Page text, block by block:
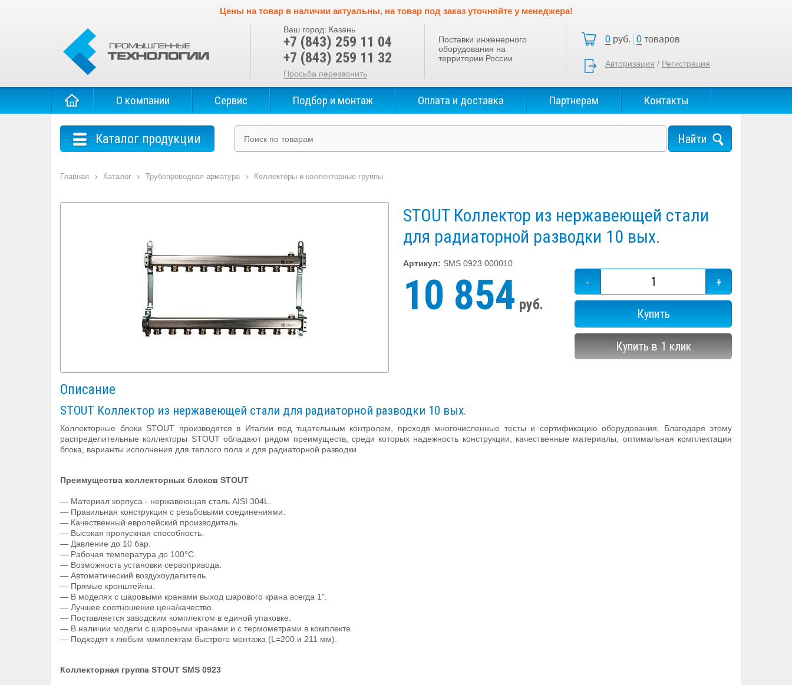
Цены на товар в наличии актуальны, на товар под заказ уточняйте у менеджера!
Ваш город: Казань
+7 (843) 259 11 04
+7 (843) 259 11 32
Просьба перезвонить
Поставки инженерного
оборудования на
территории России
0 руб. 0 товаров
Авторизация / Регистрация
О компании Сервис Подбор и монтаж Оплата и доставка Партнерам Контакты
Каталог продукции
Главная Каталог Трубопроводная арматура Коллекторы и коллекторные группы
STOUT Коллектор из нержавеющей стали
для радиаторной разводки 10 вых.
Артикул: SMS 0923 000010
10 854 руб.
- +
Купить
Купить в 1 клик
Описание
STOUT Коллектор из нержавеющей стали для радиаторной разводки 10 вых.
Коллекторные блоки STOUT производятся в Италии под тщательным контролем, проходя многочисленные тесты и сертификацию оборудования. Благодаря этому
распределительные коллекторы STOUT обладают рядом преимуществ, среди которых надежность конструкции, качественные материалы, оптимальная комплектация
блока, варианты исполнения для теплого пола и для радиаторной разводки.
Преимущества коллекторных блоков STOUT
— Материал корпуса - нержавеющая сталь AISI 304L.
— Правильная конструкция с резьбовыми соединениями.
— Качественный европейский производитель.
— Высокая пропускная способность.
— Давление до 10 бар.
— Рабочая температура до 100°С.
— Возможность установки сервопривода.
— Автоматический воздухоудалитель.
— Прямые кронштейны.
— В моделях с шаровыми кранами выход шарового крана всегда 1".
— Лучшее соотношение цена/качество.
— Поставляется заводским комплектом в единой упаковке.
— В наличии модели с шаровыми кранами и с термометрами в комплекте.
— Подходят к любым комплектам быстрого монтажа (L=200 и 211 мм).
Коллекторная группа STOUT SMS 0923